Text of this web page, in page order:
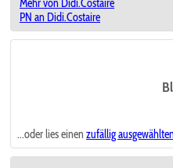
Mehr von Didi.Costaire
PN an Didi.Costaire
...oder lies einen zufällig ausgewählten